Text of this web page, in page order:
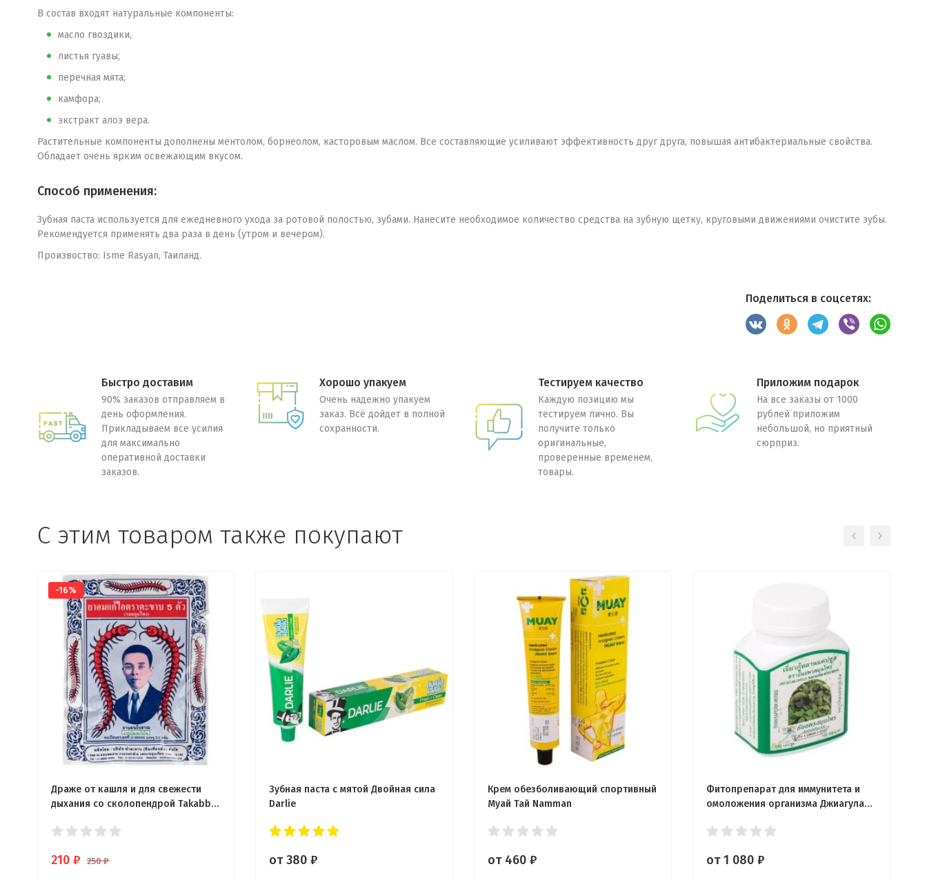
В состав входят натуральные компоненты:
масло гвоздики,
листья гуавы;
перечная мята;
камфора;
экстракт алоэ вера.
Растительные компоненты дополнены ментолом, борнеолом, касторовым маслом. Все составляющие усиливают эффективность друг друга, повышая антибактериальные свойства.
Обладает очень ярким освежающим вкусом.
Способ применения:
Зубная паста используется для ежедневного ухода за ротовой полостью, зубами. Нанесите необходимое количество средства на зубную щетку, круговыми движениями очистите зубы.
Рекомендуется применять два раза в день (утром и вечером).
Произвоство: Isme Rasyan, Таиланд.
Поделиться в соцсетях:
Быстро доставим
90% заказов отправляем в
день оформления.
Прикладываем все усилия
для максимально
оперативной доставки
заказов.
Хорошо упакуем
Очень надежно упакуем
заказ. Всё дойдет в полной
сохранности.
Тестируем качество
Каждую позицию мы
тестируем лично. Вы
получите только
оригинальные,
проверенные временем,
товары.
Приложим подарок
На все заказы от 1000
рублей приложим
небольшой, но приятный
сюрприз.
C этим товаром также покупают
-16%
Драже от кашля и для свежести
дыхания со сколопендрой Takabb
210 ₽ 250₽
Зубная паста с мятой Двойная сила
Darlie
от 380₽
Крем обезболивающий спортивный
Муай Тай Namman
от 460 ₽
Фитопрепарат для иммунитета и
омоложения организма Джиагулан
от 1 080 ₽